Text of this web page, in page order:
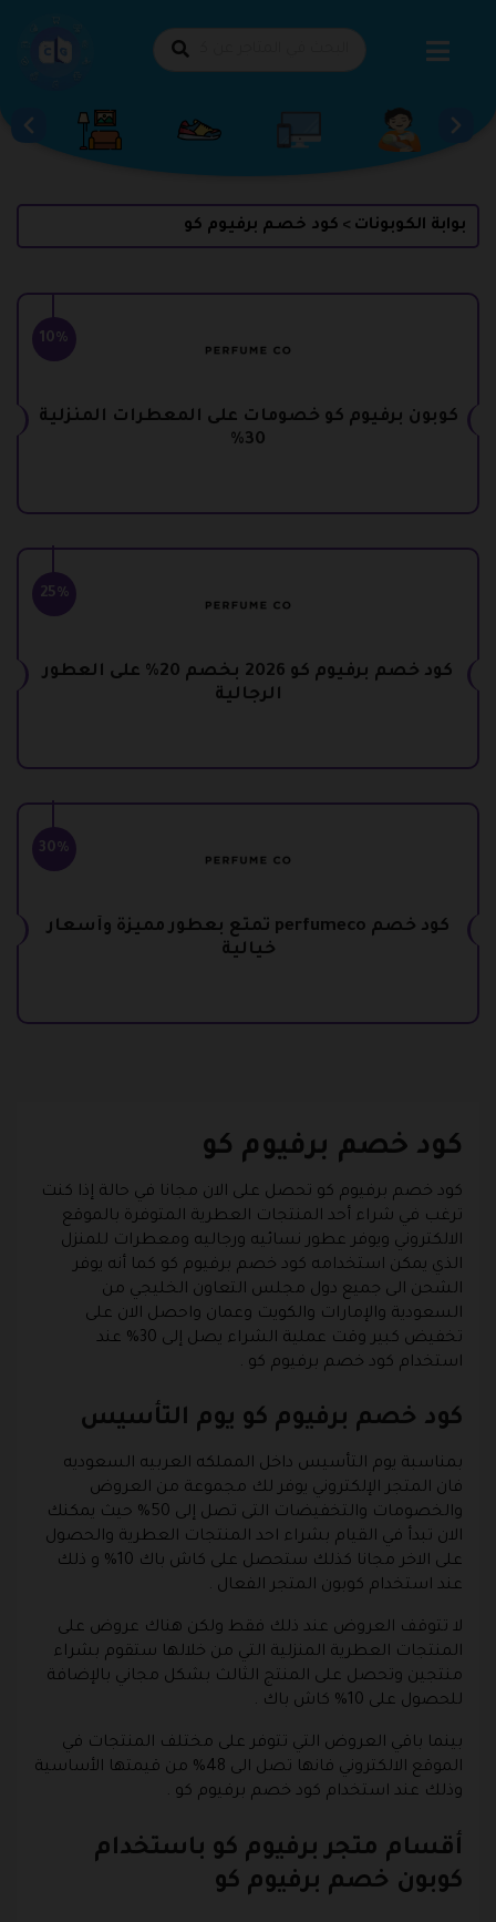
بوابة الكوبونات > كود خصم برفيوم كو
10%
كوبون برفيوم كو خصومات على المعطرات المنزلية
30%
25%
كود خصم برفيوم كو 2026 بخصم 20% على العطور
الرجالية
30%
كود خصم perfumeco تمتع بعطور مميزة وأسعار
خيالية
كود خصم برفيوم كو
كود خصم برفيوم كو تحصل على الان مجانا في حالة إذا كنت
ترغب في شراء أحد المنتجات العطرية المتوفرة بالموقع
الالكتروني ويوفر عطور نسائيه ورجاليه ومعطرات للمنزل
الذي يمكن استخدامه كود خصم برفيوم كو كما أنه يوفر
الشحن الى جميع دول مجلس التعاون الخليجي من
السعودية والإمارات والكويت وعمان واحصل الان على
تخفيض كبير وقت عملية الشراء يصل إلى 30% عند
استخدام كود خصم برفيوم كو .
كود خصم برفيوم كو يوم التأسيس
بمناسبة يوم التأسيس داخل المملكه العربيه السعوديه
فان المتجر الإلكتروني يوفر لك مجموعة من العروض
والخصومات والتخفيضات التى تصل إلى 50% حيث يمكنك
الان تبدأ في القيام بشراء احد المنتجات العطرية والحصول
على الاخر مجانا كذلك ستحصل على كاش باك 10% و ذلك
عند استخدام كوبون المتجر الفعال .
لا تتوقف العروض عند ذلك فقط ولكن هناك عروض على
المنتجات العطرية المنزلية التي من خلالها ستقوم بشراء
منتجين وتحصل على المنتج الثالث بشكل مجاني بالإضافة
للحصول على 10% كاش باك .
بينما باقي العروض التي تتوفر على مختلف المنتجات في
الموقع الالكتروني فانها تصل الى 48% من قيمتها الأساسية
وذلك عند استخدام كود خصم برفيوم كو .
أقسام متجر برفيوم كو باستخدام
كوبون خصم برفيوم كو